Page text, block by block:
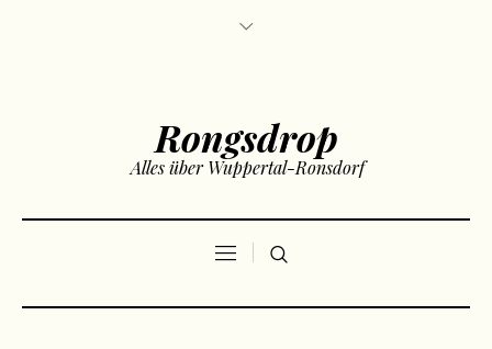
Rongsdrop
Alles über Wuppertal-Ronsdorf